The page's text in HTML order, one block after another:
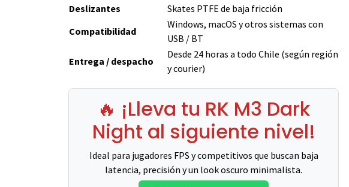
Deslizantes
Skates PTFE de baja fricción
Compatibilidad
Windows, macOS y otros sistemas con
USB / BT
Entrega / despacho
Desde 24 horas a todo Chile (según región
y courier)
🔥 ¡Lleva tu RK M3 Dark
Night al siguiente nivel!
Ideal para jugadores FPS y competitivos que buscan baja
latencia, precisión y un look oscuro minimalista.